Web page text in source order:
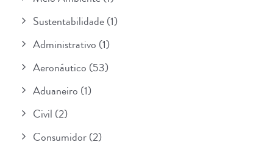
Sustentabilidade(1)
Administrativo (1)
Aeronáutico (53)
Aduaneiro (1)
Civil (2)
Consumidor(2)